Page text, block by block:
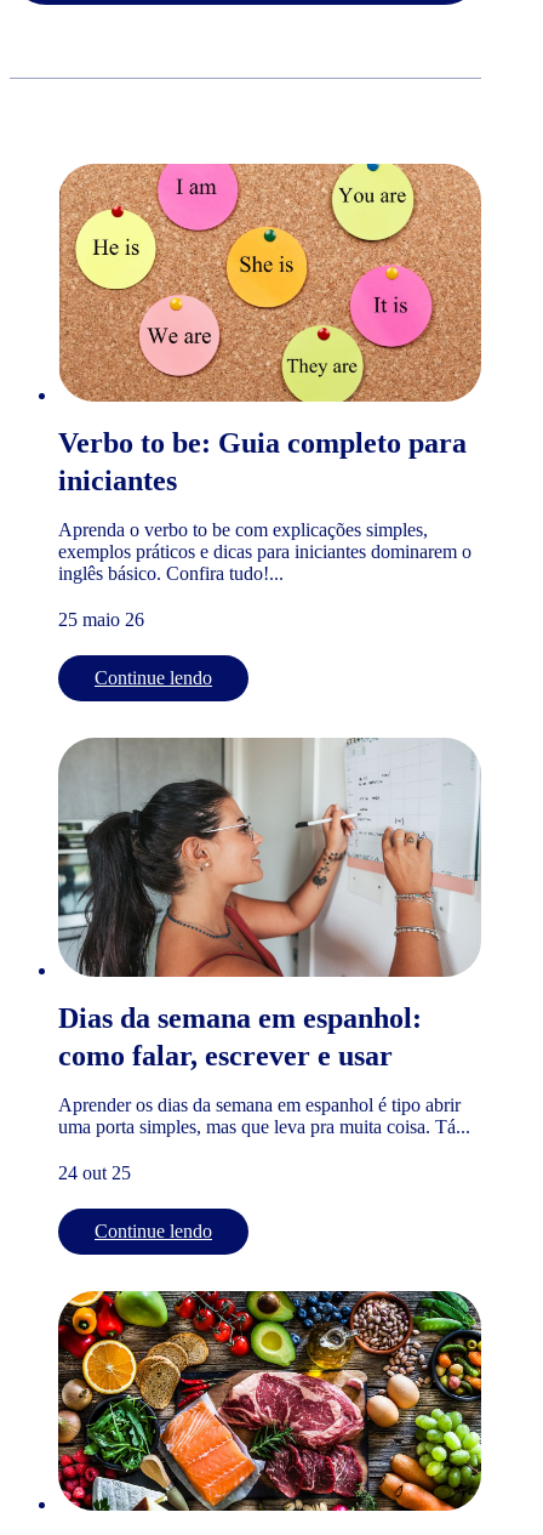
Verbo to be: Guia completo para
iniciantes
Aprenda o verbo to be com explicações simples,
exemplos práticos e dicas para iniciantes dominarem o
inglês básico. Confira tudo!...
25 maio 26
Continue lendo
Dias da semana em espanhol:
como falar, escrever e usar
Aprender os dias da semana em espanhol é tipo abrir
uma porta simples, mas que leva pra muita coisa. Tá...
24 out 25
Continue lendo